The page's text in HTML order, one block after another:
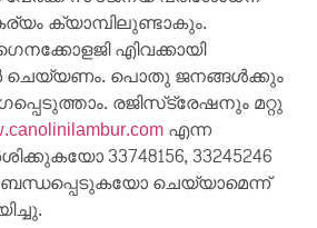
ക്യാമ്പിലുണ്ടാകും.
എിവക്കായി
ചെയ്യണം. പൊതു ജനങ്ങൾക്കും
രജിസ്‌ട്രേഷനും മറ്റു
എന്ന
33748156, 33245246
ബന്ധപ്പെടുകയോ ചെയ്യാമെന്ന്